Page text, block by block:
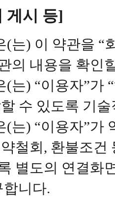
게시 등]
는) 이 약관을 “
의 내용을 확인
는) “이용자”가
수 있도록 기
는) “이용자”가
철회, 환불조
별도의 연결화
합니다.